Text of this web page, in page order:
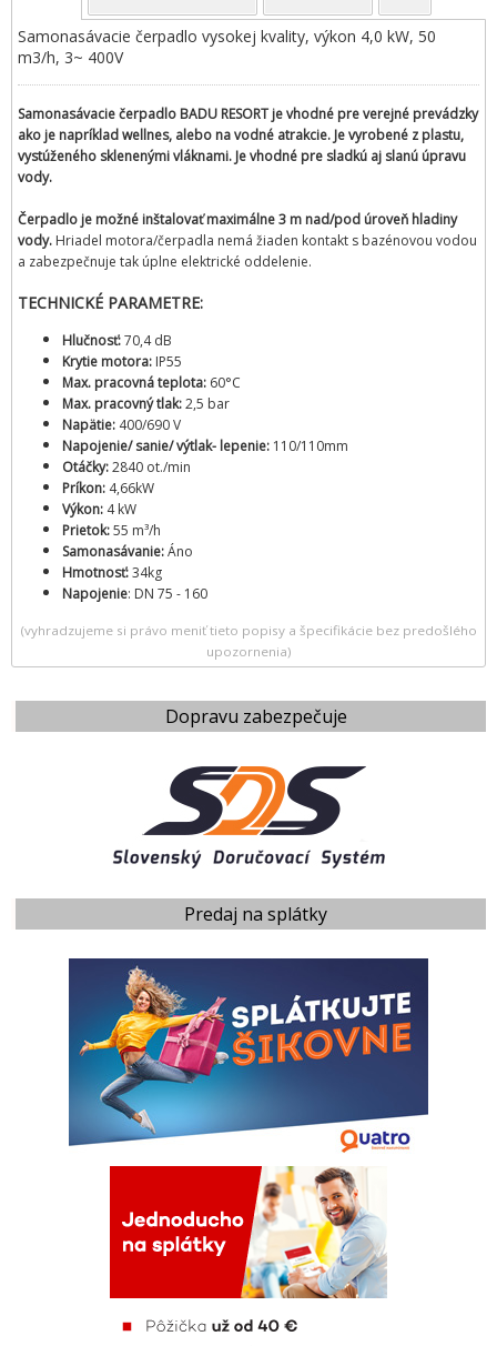
Dopravu zabezpečuje
Predaj na splátky
Samonasávacie čerpadlo vysokej kvality, výkon 4,0 kW, 50
m3/h, 3~ 400V
Samonasávacie čerpadlo BADU RESORT je vhodné pre verejné prevádzky
ako je napríklad wellnes, alebo na vodné atrakcie. Je vyrobené z plastu,
vystúženého sklenenými vláknami. Je vhodné pre sladkú aj slanú úpravu
vody.
Čerpadlo je možné inštalovať maximálne 3 m nad/pod úroveň hladiny
vody. Hriadel motora/čerpadla nemá žiaden kontakt s bazénovou vodou
a zabezpečnuje tak úplne elektrické oddelenie.
TECHNICKÉ PARAMETRE:
Hlučnosť:70,4 dB
Krytie motora: IP55
Max. pracovná teplota: 60°C
Max. pracovný tlak:2,5 bar
Napätie: 400/690 V
Napojenie/ sanie/ výtlak- lepenie: 110/110mm
Otáčky:2840 ot./min
Príkon: 4,66kW
Výkon: 4 kW
Prietok:55 m³/h
Samonasávanie:Áno
Hmotnosť:34kg
Napojenie: DN 75 - 160
(vyhradzujeme si právo meniť tieto popisy a špecifikácie bez predošlého
upozornenia)